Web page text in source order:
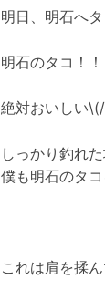
明日、明石へ
明石のタコ！！
絶対おいしい
しっかり釣れた
僕も明石のタ
これは肩を揉